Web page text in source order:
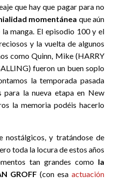
que hay que pagar para no
momentánea que aún
manga. El episodio 100 y el
y la vuelta de algunos
como Quinn, Mike (HARRY
fueron un buen soplo
la temporada pasada
para la nueva etapa en New
la memoria podéis hacerlo
nostálgicos, y tratándose de
toda la locura de estos años
tan grandes comola
GROFF (con esa actuación